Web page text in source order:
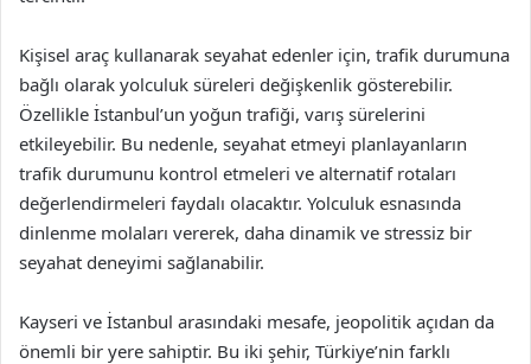
Kişisel araç kullanarak seyahat edenler için, trafik durumuna
bağlı olarak yolculuk süreleri değişkenlik gösterebilir.
Özellikle İstanbul’un yoğun trafiği, varış sürelerini
etkileyebilir. Bu nedenle, seyahat etmeyi planlayanların
trafik durumunu kontrol etmeleri ve alternatif rotaları
değerlendirmeleri faydalı olacaktır. Yolculuk esnasında
dinlenme molaları vererek, daha dinamik ve stressiz bir
seyahat deneyimi sağlanabilir.
Kayseri ve İstanbul arasındaki mesafe, jeopolitik açıdan da
önemli bir yere sahiptir. Bu iki şehir, Türkiye’nin farklı